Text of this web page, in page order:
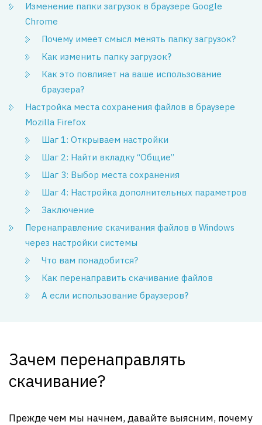
Изменение папки загрузок в браузере Google
Chrome
Почему имеет смысл менять папку загрузок?
Как изменить папку загрузок?
Как это повлияет на ваше использование
браузера?
Настройка места сохранения файлов в браузере
Mozilla Firefox
Шаг 1: Открываем настройки
Шаг 2: Найти вкладку “Общие”
Шаг 3: Выбор места сохранения
Шаг 4: Настройка дополнительных параметров
Заключение
Перенаправление скачивания файлов в Windows
через настройки системы
Что вам понадобится?
Как перенаправить скачивание файлов
А если использование браузеров?
Зачем перенаправлять
скачивание?
Прежде чем мы начнем, давайте выясним, почему